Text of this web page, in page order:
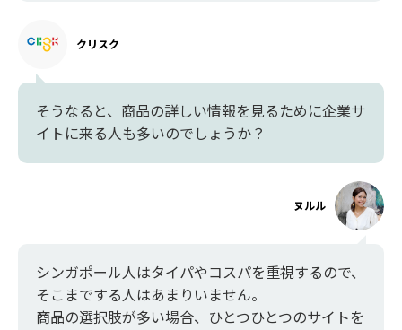
クリスク
そうなると、商品の詳しい情報を見るために企業サ
イトに来る人も多いのでしょうか？
ヌルル
シンガポール人はタイパやコスパを重視するので、
そこまでする人はあまりいません。
商品の選択肢が多い場合、ひとつひとつのサイトを